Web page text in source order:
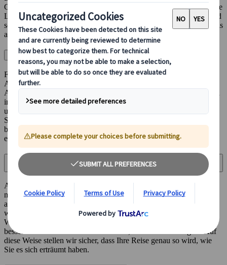
Gefahr laufen, häufige Fehler zu machen oder am Ende für unnötige
Leistungen zu bezahlen. Wir kennen die Besonderheiten Japans und
sorgen dafür, dass Sie Ihren Urlaub sowohl während der Planung als
auch während der eigentlichen Reise genießen können.
Wie buche ich bei Japanspecialist?
Füllen Sie einfach das Anfrageformular mit Ihren Angaben und der
Art der Reise aus, an der Sie interessiert sind (plus eventuelle
Anpassungen). Einer unserer Reiseberater wird sich dann mit Ihnen
in Verbindung setzen, um den Prozess zu starten. Die meisten
unserer Reisen sind auf den einzelnen Kunden zugeschnitten und
Sie haben die Möglichkeit, Ihre Reisebedürfnisse im Detail zu
besprechen, bevor ein endgültiger Vorschlag und ein Angebot
erstellt wird.
Kann ich Änderungen an den auf Ihrer Website angezeigten Reisen
vornehmen?
Alle unsere Individual- und Selbstfahrerreisen können
maßgeschneidert werden. Sie haben die Flexibilität, das Programm
an Ihre Wünsche anzupassen. Unsere erfahrenen Reiseberater
werden Sie über die besten Optionen für Ihre Bedürfnisse beraten.
Wir werden uns mit einigen Fragen an Sie wenden, um einen
besseren Einblick in das zu bekommen, was Ihnen wichtig ist. Auf
diese Weise stellen wir sicher, dass Ihre Reise genau so wird, wie
Sie es sich erträumt haben.